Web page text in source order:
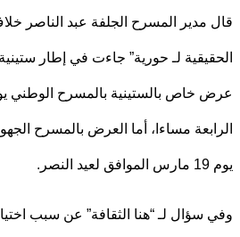
مدير المسرح الجلفة عبد الناصر خلاف
لـ حورية” جاءت في إطار ستينية
مساءا، أما العرض بالمسرح الجهوي
سؤال لـ “هنا الثقافة” عن سبب اختيار